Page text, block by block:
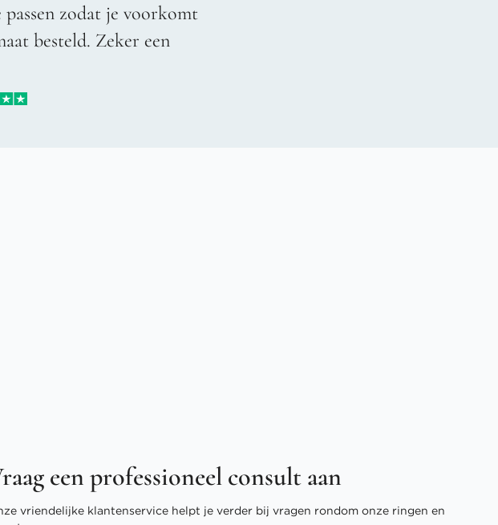
zodat je voorkomt
besteld. Zeker een
een professioneel consult aan
vriendelijke klantenservice helpt je verder bij vragen rondom onze ringen en